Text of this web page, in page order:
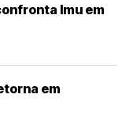
Imu em
em